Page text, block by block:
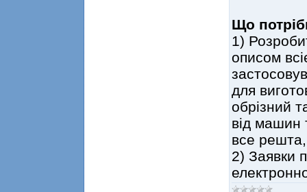
Що
1)
описом
для
обрізний
від машин
все
2) Заявки